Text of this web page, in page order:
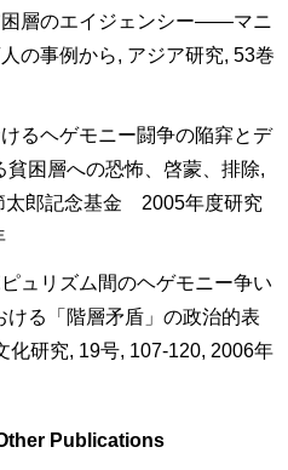
層のエイジェンシー――マニ
の事例から, アジア研究, 53巻
るヘゲモニー闘争の陥穽とデ
困層への恐怖、啓蒙、排除,
太郎記念基金 2005年度研究
ュリズム間のヘゲモニー争い
る「階層矛盾」の政治的表
化研究, 19号, 107-120, 2006年
Publications